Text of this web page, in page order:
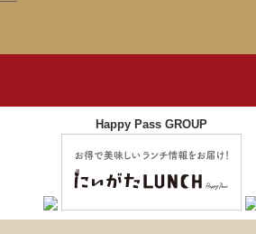
Happy Pass GROUP